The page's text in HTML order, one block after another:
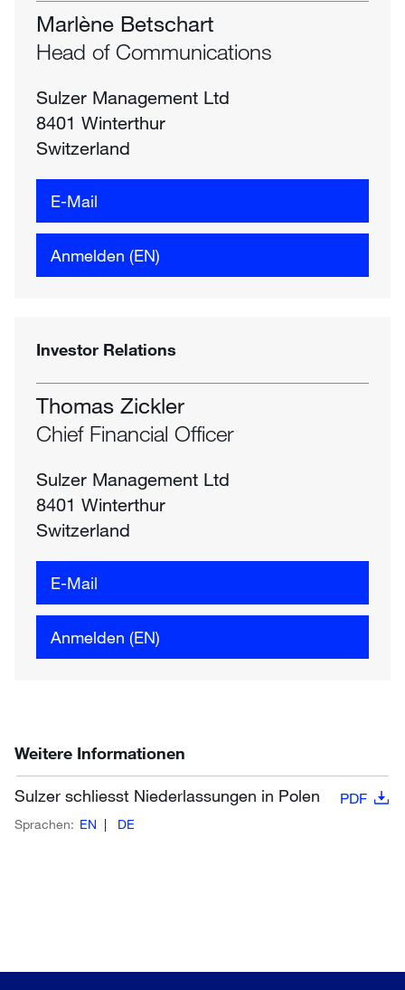
Marlène Betschart
Head of Communications
Sulzer Management Ltd
8401 Winterthur
Switzerland
E-Mail
Anmelden (EN)
Investor Relations
Thomas Zickler
Chief Financial Officer
Sulzer Management Ltd
8401 Winterthur
Switzerland
E-Mail
Anmelden (EN)
Weitere Informationen
Sulzer schliesst Niederlassungen in Polen PDF
Sprachen: EN DE